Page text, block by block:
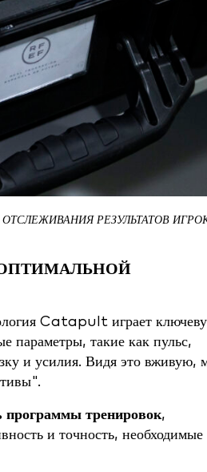
РЕЗУЛЬТАТОВ
ОПТИМАЛЬНОЙ
Catapult играет
параметры, такие как пульс,
и усилия. Видя это вживую,
программы тренировок,
и точность, необходимые